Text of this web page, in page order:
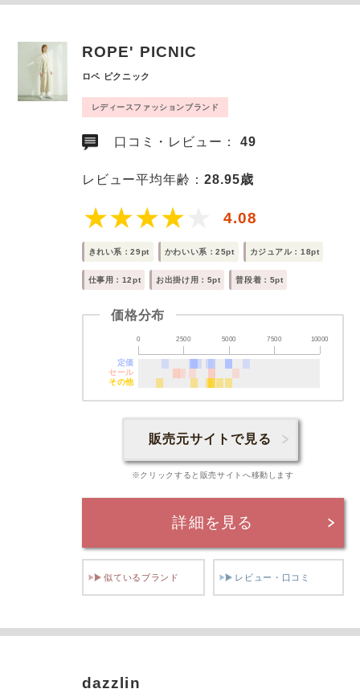
ROPE' PICNIC
ロペ ピクニック
レディースファッションブランド
口コミ・レビュー：49
レビュー平均年齢：28.95歳
4.08
きれい系：29pt かわいい系：25pt カジュアル：18pt
仕事用：12pt お出掛け用：5pt 普段着：5pt
価格分布
0 2500 5000 7500 10000
定価
セール
その他
販売元サイトで見る
※クリックすると販売サイトへ移動します
詳細を見る
似ているブランド レビュー・口コミ
dazzlin